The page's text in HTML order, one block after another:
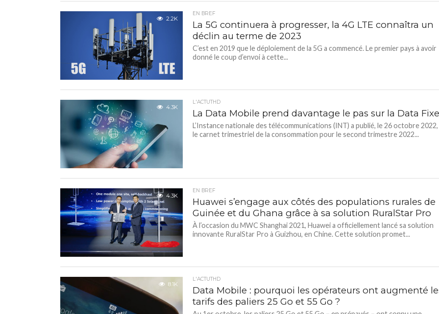
2.2K
EN BREF
La 5G continuera à progresser, la 4G LTE connaîtra un
déclin au terme de 2023
C’est en 2019 que le déploiement de la 5G a commencé. Le premier pays à avoir
donné le coup d’envoi à cette...
4.3K
L'ACTUTHD
La Data Mobile prend davantage le pas sur la Data
L’Instance nationale des télécommunications (INT) a publié, le 26 octobre 2022,
le carnet trimestriel de la consommation pour le second trimestre 2022...
4.3K
EN BREF
Huawei s’engage aux côtés des populations rurales de
Guinée et du Ghana grâce à sa solution RuralStar Pro
À l’occasion du MWC Shanghai 2021, Huawei a officiellement lancé sa solution
innovante RuralStar Pro à Guizhou, en Chine. Cette solution promet...
8.1K
L'ACTUTHD
Data Mobile : pourquoi les opérateurs ont augmenté
tarifs des paliers 25 Go et 55 Go ?